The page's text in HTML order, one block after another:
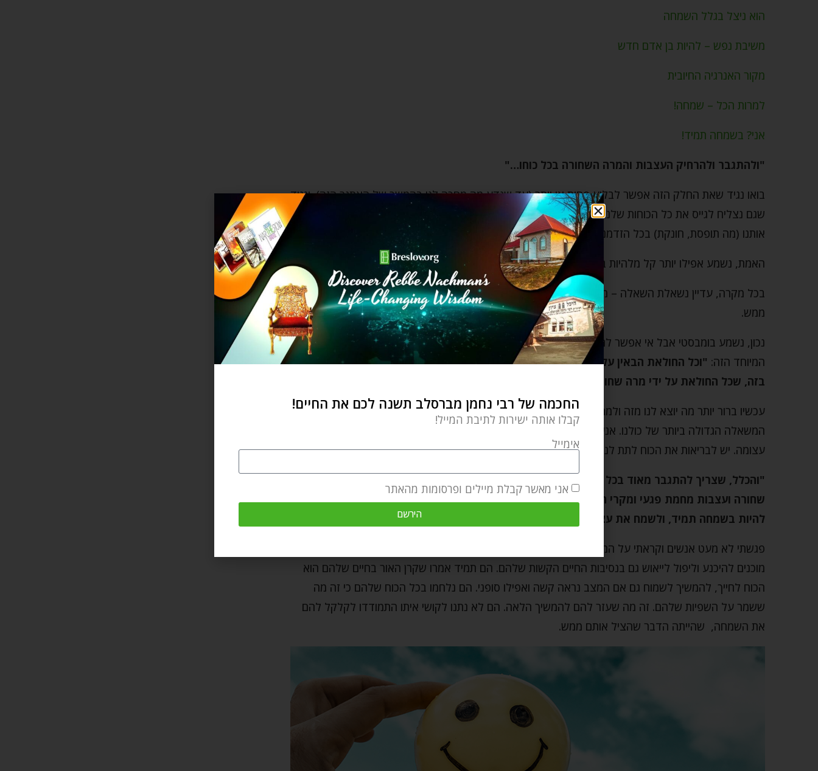
הוא ניצל בגלל השמחה
משיבת נפש – להיות בן אדם חדש
מקור האנרגיה החיובית
למרות הכל – שמחה!
אני? בשמחה תמיד!
"ולהתגבר ולהרחיק העצבות והמרה השחורה בכל כוחו…"
בואו נגיד שאת החלק הזה אפשר לבלוע פחות או יותר (עד שנדע מה מחכה לנו בהמשך של האתגר הזה). ונגיד
שגם נצליח לגייס את כל הכוחות שלנו ונעמוד במשימה של להרחיק את כל העצבות והמרה השחורה שתופסת
אותנו (מה תופסת, חונקת) בכל הזדמנות אפשרית.
האמת, נשמע אפילו יותר קל מלהיות בשמחה, לא?…
בכל מקרה, עדיין נשאלת השאלה – מה יוצא לנו מזה?!? ואל תשכחו שלפעמים מדובר בעניין של חיים ומוות
ממש.
נכון, נשמע בומבסטי אבל אי אפשר להפריז כשמדובר בבריאות שלנו, כי כך כותב מי שעומד מאחורי האתגר
המיוחד הזה: "וכל החולאת הבאין על האדם כולם באים רק מקלקול השמחה… וגם חכמי הרופאים האריכו
בזה, שכל החולאת על ידי מרה שחורה ועצבות…
עכשיו ברור יותר מה יוצא לנו מזה ולמה כדאי לנו באמת להיות בשמחה. הרי כולנו רוצים להיות בריאים. זו
המשאלה הגדולה ביותר של כולנו. אנשים נוהגים לומר "העיקר הבריאות" ולא סתם, יש בזה רצון גדול, כמיהה
עצומה. יש לבריאות את הכוח לתת לנו לעשות הרבה דברים בחיים. היא דלק שמניע אותנו.
"והכלל, שצריך להתגבר מאוד בכל הכוחות להיות אך שמח תמיד, כי טבע האדם – למשוך עצמו למרה
שחורה ועצבות מחמת פגעי ומקרי הזמן, וכל אדם מלא ייסורין, על כן צריך להכריח את עצמו בכוח גדול
להיות בשמחה תמיד, ולשמח את עצמו בכל אשר יוכל…"
פגשתי לא מעט אנשים וקראתי על המון אנשים שבעיניי יכולים להיות גיבורים. למה? כי הם לא ויתרו. הם לא היו
מוכנים להיכנע וליפול לייאוש גם בנסיבות החיים הקשות שלהם. הם תמיד אמרו שקרן האור בחיים שלהם הוא
הכוח לחייך, להמשיך לשמוח גם אם המצב נראה קשה ואפילו סופני. הם נלחמו בכל הכוח שלהם כי זה מה
ששמר על השפיות שלהם. זה מה שעזר להם להמשיך הלאה. הם לא נתנו לקושי איתו התמודדו לקלקל להם
את השמחה, שהייתה הדבר שהציל אותם ממש.
החכמה של רבי נחמן מברסלב תשנה לכם את החיים!
קבלו אותה ישירות לתיבת המייל!
אימייל
אני מאשר קבלת מיילים ופרסומות מהאתר
הירשם